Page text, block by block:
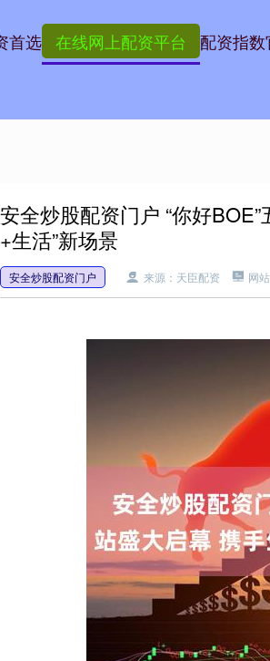
首选 在线网上配资平台 配资指数
安全炒股配资门户 “你好
+生活”新场景
安全炒股配资门户 来源：天臣配资 网